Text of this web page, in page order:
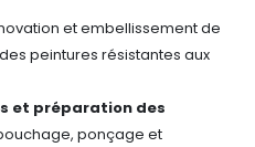
et embellissement de
peintures résistantes aux
et préparation des
ponçage et